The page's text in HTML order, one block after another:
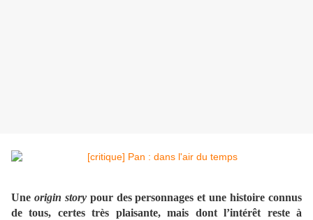
Une origin storypour des personnages et une histoire connus
de tous, certes très plaisante, mais dont l’intérêt reste à